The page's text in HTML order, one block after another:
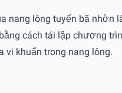
nang lông tuyến bã
cách tái lập chương
vi khuẩn trong nang lông.